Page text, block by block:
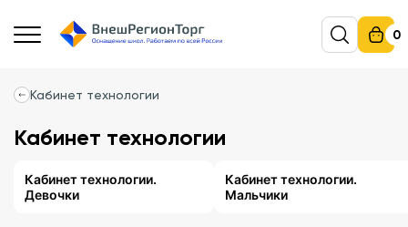
0
Кабинет технологии
Кабинет технологии
Кабинет технологии.
Девочки
Кабинет технологии.
Мальчики